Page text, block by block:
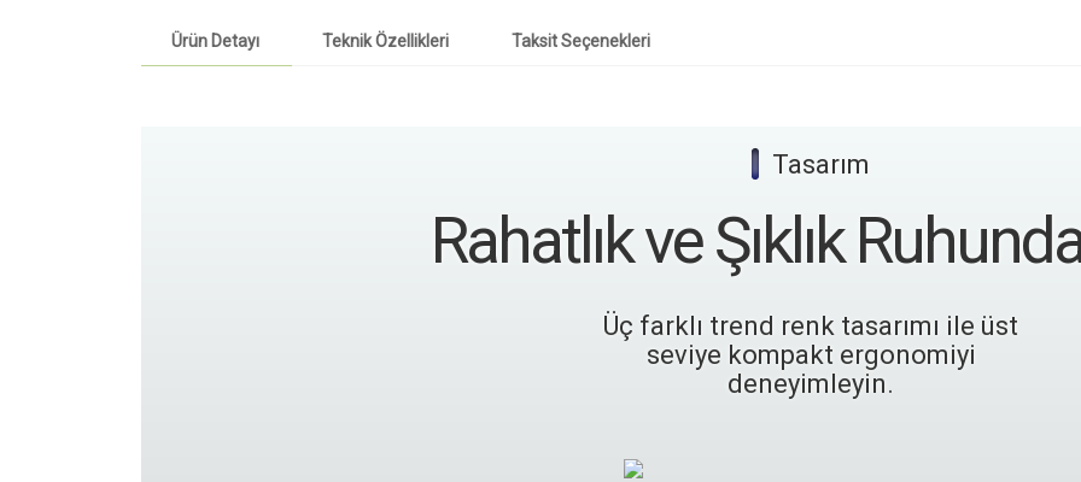
Ürün Detayı Teknik Özellikleri Taksit Seçenekleri
| Tasarım
Rahatlık ve Şıklık
Üç farklı trend renk tasarımı ile üst
seviye kompakt ergonomiyi
deneyimleyin.